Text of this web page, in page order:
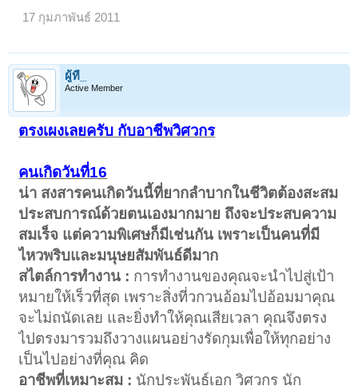
17 กุมภาพันธ์ 2011
ผู้ที่_
Active Member
ตรงเผงเลยครับ กับอาชีพวิศวกร
คนเกิดวันที่16
น่า สงสารคนเกิดวันนี้ที่ยากลำบากในชีวิตต้องสะสม
ประสบการณ์ด้วยตนเองมากมาย ถึงจะประสบความ
สมเร็จ แต่ความพิเศษก็มีเช่นกัน เพราะเป็นคนที่มี
ไหวพริบและมนุษยสัมพันธ์ดีมาก
สไตล์การทำงาน : การทำงานของคุณจะนำไปสู่เป้า
หมายให้เร็วที่สุด เพราะสิ่งที่วกวนอ้อมไปอ้อมมาคุณ
จะไม่ถนัดเลย และยิ่งทำให้คุณเสียเวลา คุณจึงตรง
ไปตรงมารวมถึงวางแผนอย่างรัดกุมเพื่อให้ทุกอย่าง
เป็นไปอย่างที่คุณ คิด
อาชีพที่เหมาะสม : นักประพันธ์เอก วิศวกร นัก